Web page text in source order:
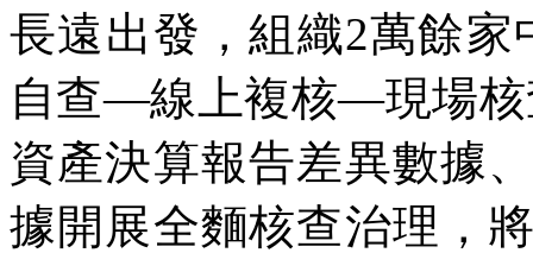
長遠出發，組織2萬餘
自查—線上複核—現場核
資產決算報告差異數據
據開展全麵核查治理，